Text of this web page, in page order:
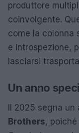
produttore
coinvolgente.
come la colonna
e introspezione,
lasciarsi
Un anno
Il 2025 segna
Brothers,